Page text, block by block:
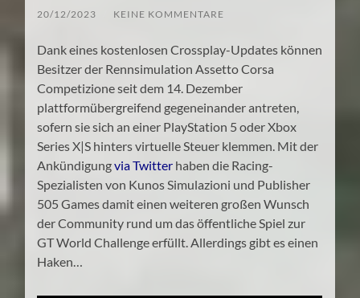
20/12/2023 KEINE KOMMENTARE
Dank eines kostenlosen Crossplay-Updates können
Besitzer der Rennsimulation Assetto Corsa
Competizione seit dem 14. Dezember
plattformübergreifend gegeneinander antreten,
sofern sie sich an einer PlayStation 5 oder Xbox
Series X|S hinters virtuelle Steuer klemmen. Mit der
Ankündigungvia Twitter haben die Racing-
Spezialisten von Kunos Simulazioni und Publisher
505 Games damit einen weiteren großen Wunsch
der Community rund um das öffentliche Spiel zur
GT World Challenge erfüllt. Allerdings gibt es einen
Haken…